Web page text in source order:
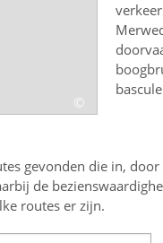
©
gevonden die in,
de
routes er zijn.